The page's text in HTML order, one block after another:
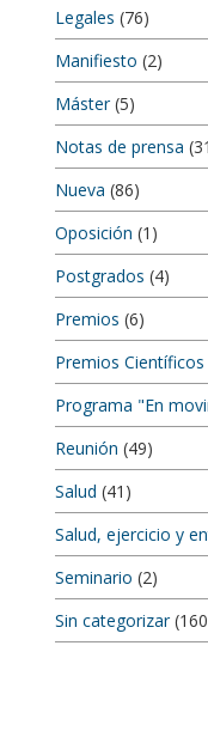
Legales (76)
Manifiesto (2)
Máster(5)
Notas de prensa
Nueva (86)
Oposición (1)
Postgrados (4)
Premios (6)
Premios Científicos
Programa "En
Reunión (49)
Salud (41)
Salud, ejercicio y
Seminario (2)
Sin categorizar